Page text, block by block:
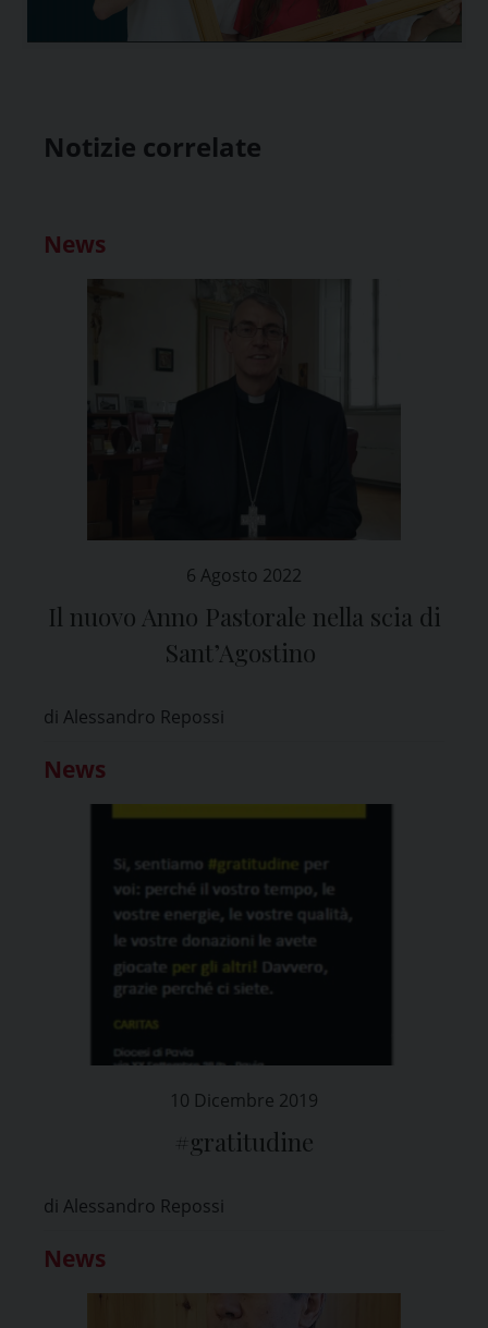
Notizie correlate
News
6 Agosto 2022
Il nuovo Anno Pastorale nella scia di
Sant’Agostino
di Alessandro Repossi
News
10 Dicembre 2019
#gratitudine
di Alessandro Repossi
News